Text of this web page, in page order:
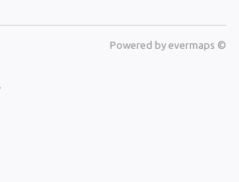
Powered by evermaps ©